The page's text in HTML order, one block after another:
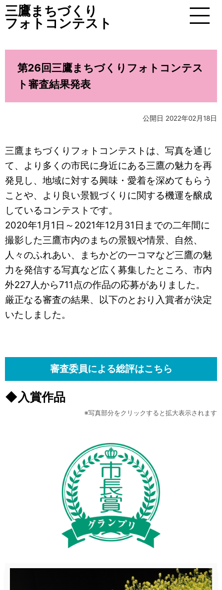
三鷹まちづくり
フォトコンテスト
第26回三鷹まちづくりフォトコンテス
ト審査結果発表
公開日 2022年02月18日
三鷹まちづくりフォトコンテストは、写真を通じ
て、より多くの市民に身近にある三鷹の魅力を再
発見し、地域に対する興味・愛着を深めてもらう
ことや、より良い景観づくりに関する機運を醸成
しているコンテストです。
2020年1月1日～2021年12月31日までの二年間に
撮影した三鷹市内のまちの景観や情景、自然、
人々のふれあい、まちかどの一コマなど三鷹の魅
力を発信する写真など広く募集したところ、市内
外227人から711点の作品の応募がありました。
厳正なる審査の結果、以下のとおり入賞者が決定
いたしました。
審査委員による総評はこちら
◆入賞作品
※写真部分をクリックすると拡大表示されます